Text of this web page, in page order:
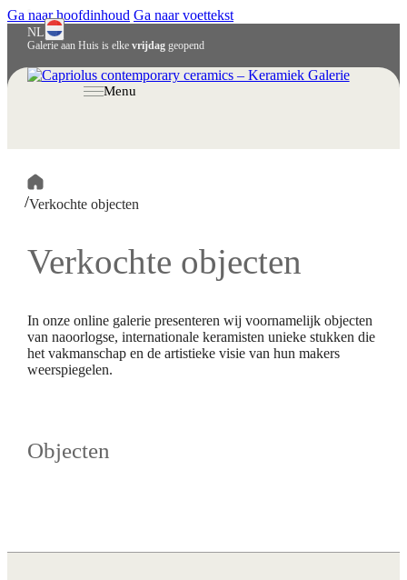
Ga naar hoofdinhoud Ga naar voettekst
Galerie aan Huis is elke vrijdaggeopend
NL
Deutsch
Menu
/Verkochte objecten
Verkochte objecten
In onze online galerie presenteren wij voornamelijk objecten
van naoorlogse, internationale keramisten unieke stukken die
het vakmanschap en de artistieke visie van hun makers
weerspiegelen.
Objecten